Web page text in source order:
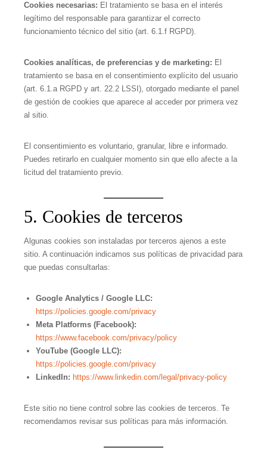
Cookies necesarias: El tratamiento se basa en el interés
legítimo del responsable para garantizar el correcto
funcionamiento técnico del sitio (art. 6.1.f RGPD).
Cookies analíticas, de preferencias y de marketing: El
tratamiento se basa en el consentimiento explícito del usuario
(art. 6.1.a RGPD y art. 22.2 LSSI), otorgado mediante el panel
de gestión de cookies que aparece al acceder por primera vez
al sitio.
El consentimiento es voluntario, granular, libre e informado.
Puedes retirarlo en cualquier momento sin que ello afecte a la
licitud del tratamiento previo.
5. Cookies de terceros
Algunas cookies son instaladas por terceros ajenos a este
sitio. A continuación indicamos sus políticas de privacidad para
que puedas consultarlas:
Google Analytics / Google LLC:
https://policies.google.com/privacy
Meta Platforms (Facebook):
https://www.facebook.com/privacy/policy
YouTube (Google LLC):
https://policies.google.com/privacy
LinkedIn: https://www.linkedin.com/legal/privacy-policy
Este sitio no tiene control sobre las cookies de terceros. Te
recomendamos revisar sus políticas para más información.